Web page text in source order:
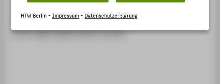
Bei schwerwiegenden Sicherheitsproblemen wird Ihr
Server ggfs abgeschaltet werden.
ZENTRALEINRICHTUNGEN
HTW Berlin -Impressum- Datenschutzerklärung